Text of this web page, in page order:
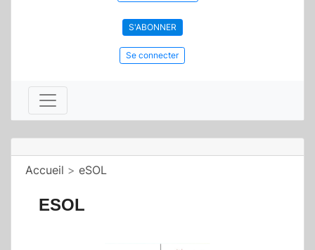
S'ABONNER
Se connecter
Accueil > eSOL
ESOL